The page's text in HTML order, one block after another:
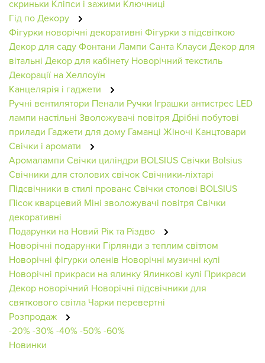
скриньки Кліпси і зажими Ключниці
Гід по Декору
Фігурки новорічні декоративні Фігурки з підсвіткою
Декор для садуФонтани Лампи Санта Клауси Декор для
вітальні Декор для кабінету Новорічний текстиль
Декорації на Хеллоуїн
Канцелярія і гаджети
Ручні вентилятори Пенали Ручки Іграшки антистрес LED
лампи настільні Зволожувачі повітря Дрібні побутові
прилади Гаджети для дому Гаманці Жіночі Канцтовари
Свічки і аромати
Аромалампи Свічки циліндри BOLSIUSСвічки Bolsius
Свічники для столових свічокСвічники-ліхтарі
Підсвічники в стилі провансСвічки столові BOLSIUS
Пісок кварцевий Міні зволожувачі повітря Свічки
декоративні
Подарунки на Новий Рік та Різдво
Новорічні подарунки Гірлянди з теплим світлом
Новорічні фігурки оленів Новорічні музичні кулі
Новорічні прикраси на ялинку Ялинкові кулі Прикраси
Декор новорічний Новорічні підсвічники для
святкового світла Чарки перевертні
Розпродаж
-20%-30%-40%-50%-60%
Новинки